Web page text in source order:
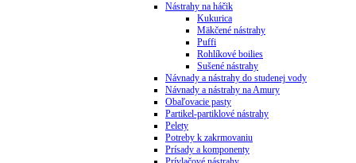
Nástrahy na háčik
Kukurica
Mäkčené nástrahy
Puffi
Rohlíkové boilies
Sušené nástrahy
Návnady a nástrahy do studenej vody
Návnady a nástrahy na Amury
Obaľovacie pasty
Partikel-partiklové nástrahy
Pelety
Potreby k zakrmovaniu
Prísady a komponenty